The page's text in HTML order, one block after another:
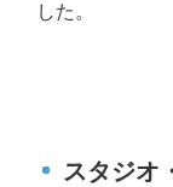
した。
スタジオ